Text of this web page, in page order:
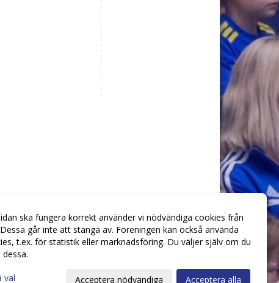
ska fungera korrekt använder vi nödvändiga cookies från
går inte att stänga av. Föreningen kan också använda
t.ex. för statistik eller marknadsföring. Du väljer själv om du
val Acceptera nödvändiga Acceptera alla